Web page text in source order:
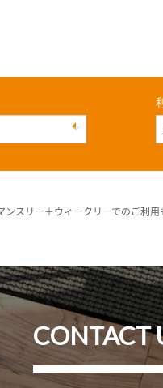
スリー＋ウィークリーでのご利
CONTACT